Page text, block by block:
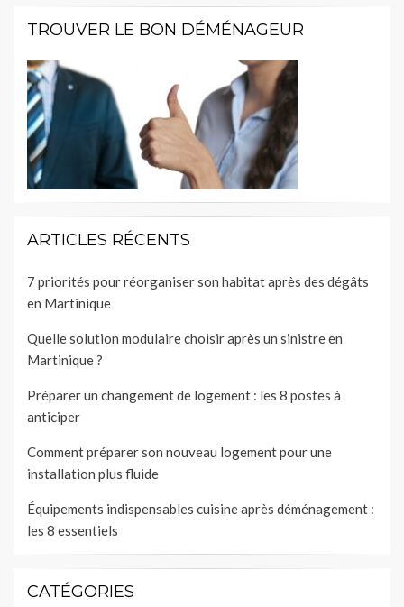
TROUVER LE BON DÉMÉNAGEUR
ARTICLES RÉCENTS
7 priorités pour réorganiser son habitat après des dégâts
en Martinique
Quelle solution modulaire choisir après un sinistre en
Martinique ?
Préparer un changement de logement : les 8 postes à
anticiper
Comment préparer son nouveau logement pour une
installation plus fluide
Équipements indispensables cuisine après déménagement :
les 8 essentiels
CATÉGORIES